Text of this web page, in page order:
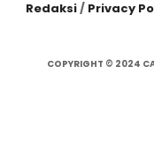
Redaksi/ Privacy
COPYRIGHT © 2024